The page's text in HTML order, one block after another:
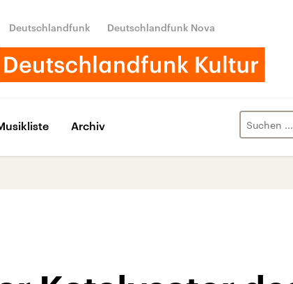
Deutschlandfunk Deutschlandfunk Nova
Archiv